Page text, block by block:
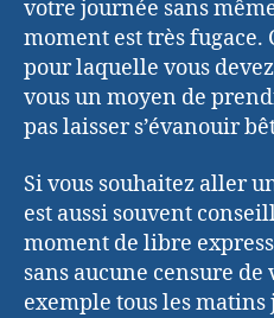
votre journée sans
moment est très fugace.
pour laquelle vous
vous un moyen de
pas laisser s’évanouir
Si vous souhaitez aller
est aussi souvent
moment de libre
sans aucune censure
exemple tous les